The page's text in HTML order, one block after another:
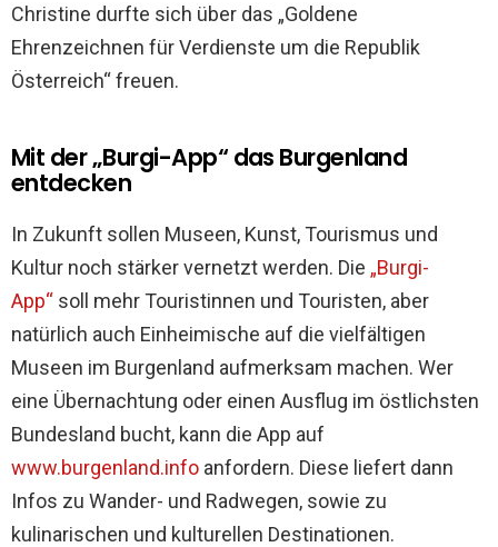
Christine durfte sich über das „Goldene
Ehrenzeichnen für Verdienste um die Republik
Österreich“ freuen.
Mit der „Burgi-App“ das Burgenland
entdecken
In Zukunft sollen Museen, Kunst, Tourismus und
Kultur noch stärker vernetzt werden. Die „Burgi-
App“ soll mehr Touristinnen und Touristen, aber
natürlich auch Einheimische auf die vielfältigen
Museen im Burgenland aufmerksam machen. Wer
eine Übernachtung oder einen Ausflug im östlichsten
Bundesland bucht, kann die App auf
www.burgenland.info anfordern. Diese liefert dann
Infos zu Wander- und Radwegen, sowie zu
kulinarischen und kulturellen Destinationen.